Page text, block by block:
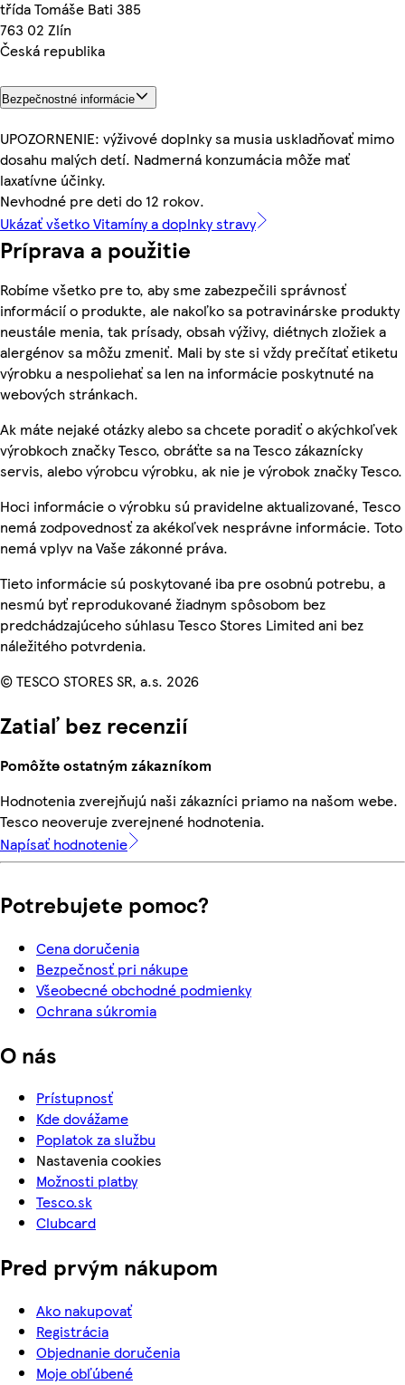
třída Tomáše Bati 385
763 02 Zlín
Česká republika
Bezpečnostné informácie
UPOZORNENIE: výživové doplnky sa musia uskladňovať mimo
dosahu malých detí. Nadmerná konzumácia môže mať
laxatívne účinky.
Nevhodné pre deti do 12 rokov.
Ukázať všetko Vitamíny a doplnky stravy
Príprava a použitie
Robíme všetko pre to, aby sme zabezpečili správnosť
informácií o produkte, ale nakoľko sa potravinárske produkty
neustále menia, tak prísady, obsah výživy, diétnych zložiek a
alergénov sa môžu zmeniť. Mali by ste si vždy prečítať etiketu
výrobku a nespoliehať sa len na informácie poskytnuté na
webových stránkach.
Ak máte nejaké otázky alebo sa chcete poradiť o akýchkoľvek
výrobkoch značky Tesco, obráťte sa na Tesco zákaznícky
servis, alebo výrobcu výrobku, ak nie je výrobok značky Tesco.
Hoci informácie o výrobku sú pravidelne aktualizované, Tesco
nemá zodpovednosť za akékoľvek nesprávne informácie. Toto
nemá vplyv na Vaše zákonné práva.
Tieto informácie sú poskytované iba pre osobnú potrebu, a
nesmú byť reprodukované žiadnym spôsobom bez
predchádzajúceho súhlasu Tesco Stores Limited ani bez
náležitého potvrdenia.
© TESCO STORES SR, a.s. 2026
Zatiaľ bez recenzií
Pomôžte ostatným zákazníkom
Hodnotenia zverejňujú naši zákazníci priamo na našom webe.
Tesco neoveruje zverejnené hodnotenia.
Napísať hodnotenie
Potrebujete pomoc?
Cena doručenia
Bezpečnosť pri nákupe
Všeobecné obchodné podmienky
Ochrana súkromia
O nás
Prístupnosť
Kde dovážame
Poplatok za službu
Nastavenia cookies
Možnosti platby
Tesco.sk
Clubcard
Pred prvým nákupom
Ako nakupovať
Registrácia
Objednanie doručenia
Moje obľúbené